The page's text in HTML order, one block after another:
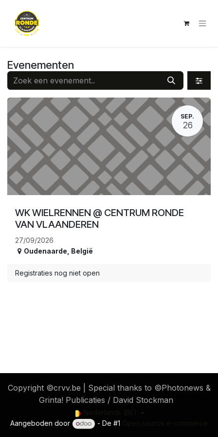
Evenementen
SEP.
26
WK WIELRENNEN @ CENTRUM RONDE
VAN VLAANDEREN
27/09/2026
Oudenaarde België
Registraties nog niet open
​ Copyright ©crvv.be | Special thanks to ©Photonews &
Grinta! Publicaties / David Stockman
Aangeboden door
- De #1